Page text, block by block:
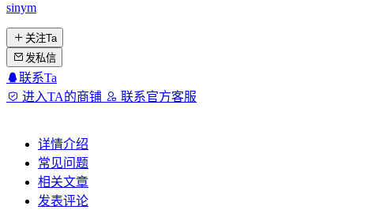
sinym
关注Ta
发私信
联系Ta
进入TA的商铺
联系官方客服
详情介绍
常见问题
相关文章
发表评论